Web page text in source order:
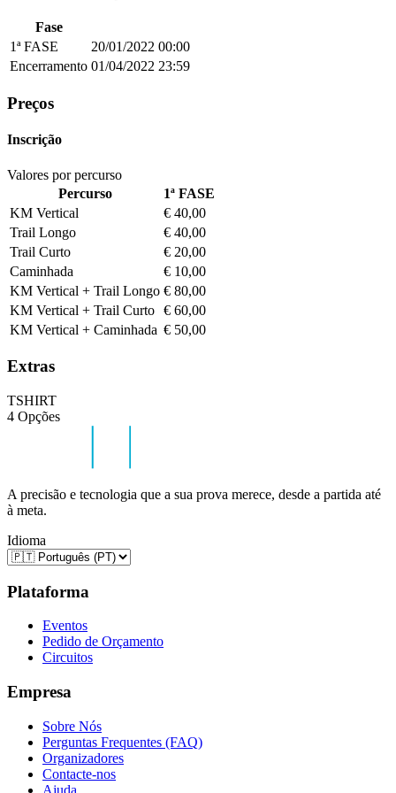
Fase
1ª FASE
20/01/2022 00:00
Encerramento 01/04/2022 23:59
Preços
Inscrição
Valores por percurso
Percurso
1ª FASE
KM Vertical
€ 40,00
Trail Longo
€ 40,00
Trail Curto
€ 20,00
Caminhada
€ 10,00
KM Vertical + Trail Longo € 80,00
KM Vertical + Trail Curto € 60,00
KM Vertical + Caminhada € 50,00
Extras
TSHIRT
4 Opções
A precisão e tecnologia que a sua prova merece, desde a partida até
à meta.
Idioma
Plataforma
Eventos
Pedido de Orçamento
Circuitos
Empresa
Sobre Nós
Perguntas Frequentes (FAQ)
Organizadores
Contacte-nos
Ajuda